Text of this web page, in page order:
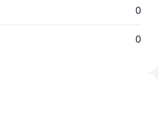
0
0